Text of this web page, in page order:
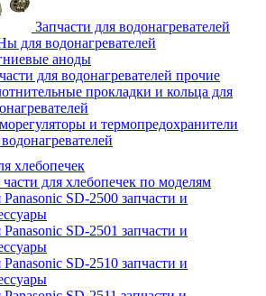
Запчасти для водонагревателей
для водонагревателей
аноды
для водонагревателей прочие
прокладки и кольца для
и термопредохранители
хлебопечек
для хлебопечек по моделям
Panasonic SD-2500 запчасти и
Panasonic SD-2501 запчасти и
Panasonic SD-2510 запчасти и